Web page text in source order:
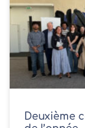
Deuxième